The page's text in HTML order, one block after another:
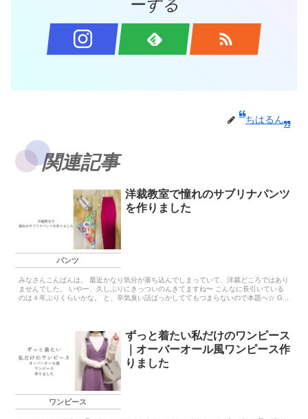
ーする
ちはるん
関連記事
パンツ
洋裁教室で憧れのサブリナパンツ
を作りました
みなさんこんばんは。 最近かなり気分が落ち込んでしまっていて、洋裁どころではあり
ませんでした。 いやー、久しぶりにきっついのんきてますね〜 こんなに長引いている
のは４年ぶりくらいかな。 と、辛気臭い話ばっかしててもつまらないので本題へ☆ G...
ワンピース
ずっと着たい私だけのワンピース
｜オーバーオール風ワンピース作
りました